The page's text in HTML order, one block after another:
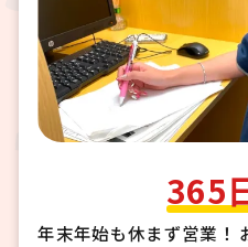
365
年末年始も休まず営業！